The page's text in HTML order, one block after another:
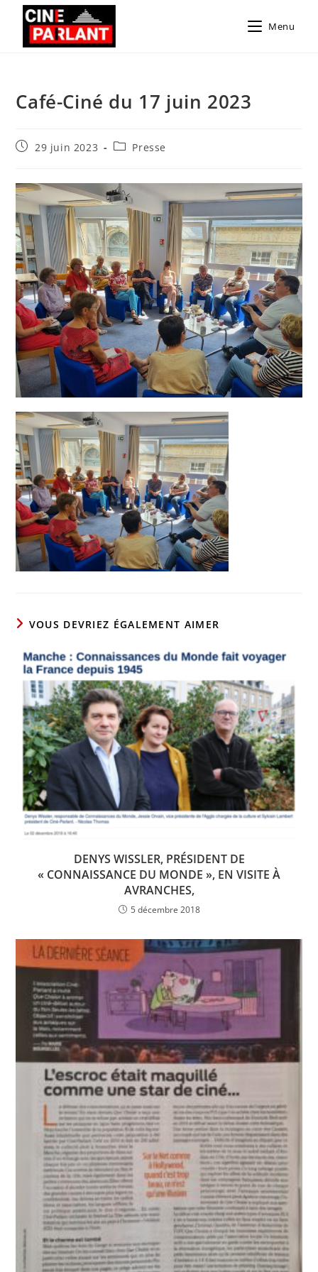
Menu
Café-Ciné du 17 juin 2023
29 juin 2023 Presse
VOUS DEVRIEZ ÉGALEMENT AIMER
DENYS WISSLER, PRÉSIDENT DE
« CONNAISSANCE DU MONDE », EN VISITE À
AVRANCHES,
5 décembre 2018